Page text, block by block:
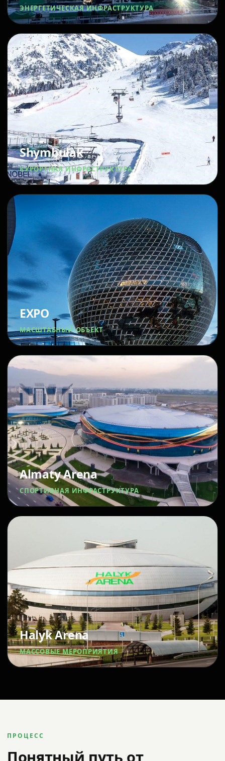
ЭНЕРГЕТИЧЕСКАЯ ИНФРАСТРУКТУРА
Shymbulak
КУРОРТНАЯ ИНФРАСТРУКТУРА
EXPO
МАСШТАБНЫЙ ОБЪЕКТ
Almaty Arena
СПОРТИВНАЯ ИНФРАСТРУКТУРА
Halyk Arena
МАССОВЫЕ МЕРОПРИЯТИЯ
ПРОЦЕСС
Понятный путь от